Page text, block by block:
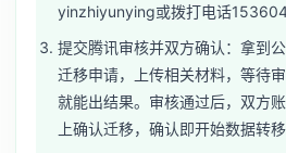
yinzhiyunying或拨打电话
提交腾讯审核并双方确认：拿到
迁移申请，上传相关材料，等待
就能出结果。审核通过后，双方
上确认迁移，确认即开始数据转移